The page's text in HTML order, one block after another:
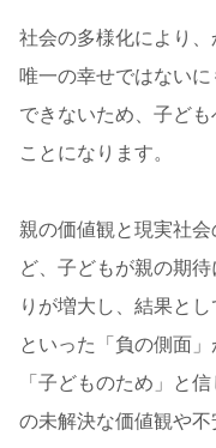
社会の多様化により
唯一の幸せではない
できないため、子ど
ことになります。
親の価値観と現実社
ど、子どもが親の期
りが増大し、結果と
といった「負の側面
「子どものため」と
の未解決な価値観や不